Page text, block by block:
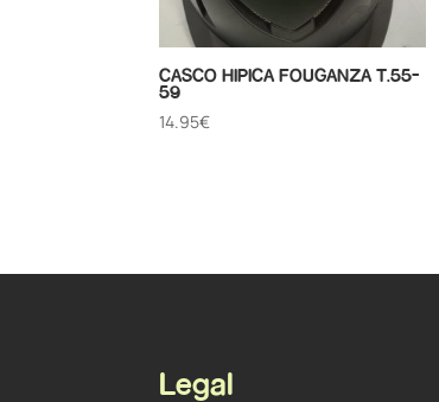
CASCO HIPICA FOUGANZA T.55-
59
14.95€
Legal